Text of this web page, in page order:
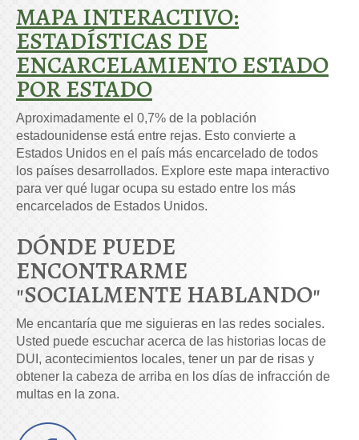
MAPA INTERACTIVO:
ESTADÍSTICAS DE
ENCARCELAMIENTO ESTADO
POR ESTADO
Aproximadamente el 0,7% de la población
estadounidense está entre rejas. Esto convierte a
Estados Unidos en el país más encarcelado de todos
los países desarrollados. Explore este mapa interactivo
para ver qué lugar ocupa su estado entre los más
encarcelados de Estados Unidos.
DÓNDE PUEDE
ENCONTRARME
"SOCIALMENTE HABLANDO"
Me encantaría que me siguieras en las redes sociales.
Usted puede escuchar acerca de las historias locas de
DUI, acontecimientos locales, tener un par de risas y
obtener la cabeza de arriba en los días de infracción de
multas en la zona.